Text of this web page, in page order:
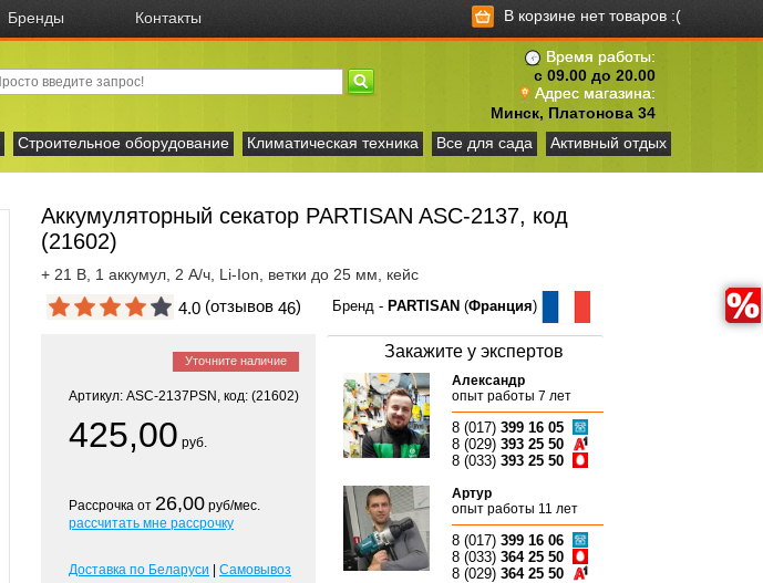
Бренды Контакты В корзине нет товаров :(
Время работы:
с 09.00 до 20.00
Адрес магазина:
Минск, Платонова 34
Строительное оборудование Климатическая техника Все для сада Активный отдых
Аккумуляторный секатор PARTISAN ASC-2137, код
(21602)
+ 21 В, 1 аккумул, 2 А/ч, Li-Ion, ветки до 25 мм, кейс
4.0 (отзывов 46)
Уточните наличие
Артикул: ASC-2137PSN, код: (21602)
425,00 руб.
Рассрочка от 26,00 руб/мес.
рассчитать мне рассрочку
Доставка по Беларуси Самовывоз
Бренд - PARTISAN (Франция)
Закажите у экспертов
Александр
опыт работы 7 лет
8 (017) 399 16 05
8 (029) 393 25 50
8 (033) 393 25 50
Артур
опыт работы 11 лет
8 (017) 399 16 06
8 (033) 364 25 50
8 (029) 364 25 50